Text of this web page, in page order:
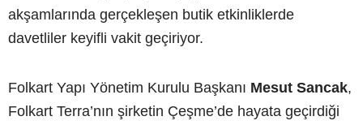
akşamlarında gerçekleşen butik etkinliklerde
davetliler keyifli vakit geçiriyor.
Folkart Yapı Yönetim Kurulu Başkanı Mesut Sancak,
Folkart Terra’nın şirketin Çeşme’de hayata geçirdiği